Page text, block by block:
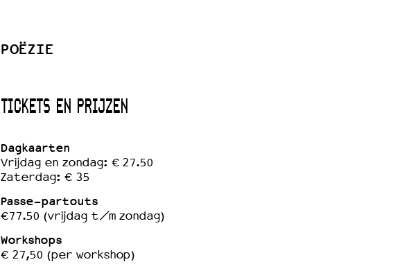
POËZIE
TICKETS EN PRIJZEN
Dagkaarten
Vrijdag en zondag: € 27.50
Zaterdag: € 35
Passe-partouts
€77.50 (vrijdag t/m zondag)
Workshops
€ 27,50 (per workshop)